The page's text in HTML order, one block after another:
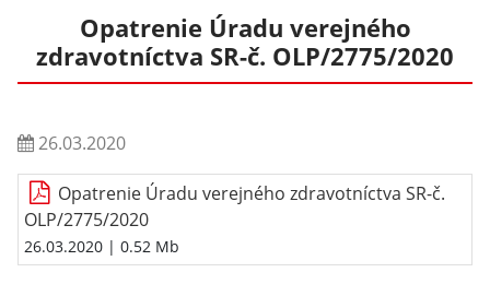
Opatrenie Úradu verejného
zdravotníctva SR-č. OLP/2775/2020
26.03.2020
Opatrenie Úradu verejného zdravotníctva SR-č.
OLP/2775/2020
26.03.2020 | 0.52 Mb